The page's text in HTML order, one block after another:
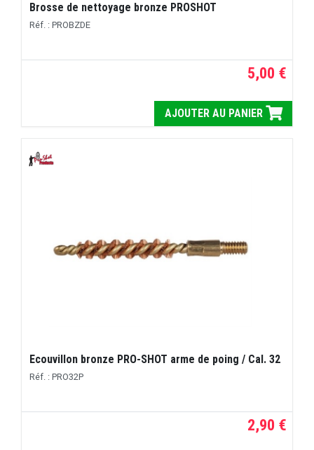
Brosse de nettoyage bronze PROSHOT
Réf. : PROBZDE
5,00 €
AJOUTER AU PANIER
Ecouvillon bronze PRO-SHOT arme de poing / Cal. 32
Réf. : PRO32P
2,90 €